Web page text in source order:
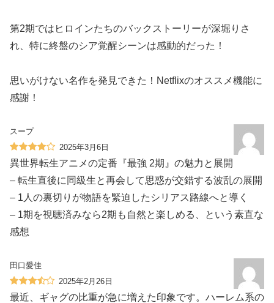
第2期ではヒロインたちのバックストーリーが深堀りさ
れ、特に終盤のシア覚醒シーンは感動的だった！
思いがけない名作を発見できた！Netflixのオススメ機能に
感謝！
スープ
2025年3月6日
異世界転生アニメの定番『最強 2期』の魅力と展開
– 転生直後に同級生と再会して思惑が交錯する波乱の展開
– 1人の裏切りが物語を緊迫したシリアス路線へと導く
– 1期を視聴済みなら2期も自然と楽しめる、という素直な
感想
田口愛佳
2025年2月26日
最近、ギャグの比重が急に増えた印象です。ハーレム系の